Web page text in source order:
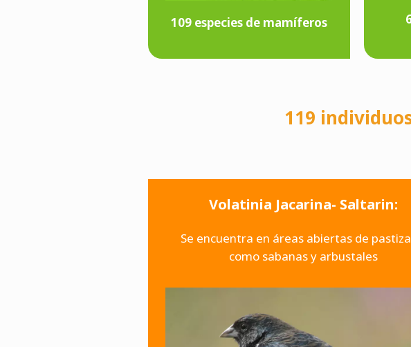
109 especies de mamíferos
119
Volatinia Jacarina- Saltarin:
Se encuentra en áreas abiertas de
como sabanas y arbustales